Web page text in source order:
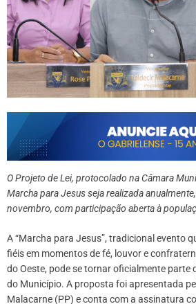
O Projeto de Lei, protocolado na Câmara
Marcha para Jesus seja realizada
novembro, com participação aberta à
A “Marcha para Jesus”, tradicional evento
fiéis em momentos de fé, louvor e
do Oeste, pode se tornar oficialmente parte
do Município. A proposta foi apresentada
Malacarne (PP) e conta com a assinatura